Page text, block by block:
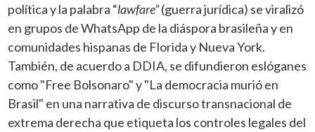
política y la palabra “lawfare”(guerra jurídica) se viralizó
en grupos de WhatsApp de la diáspora brasileña y en
comunidades hispanas de Florida y Nueva York.
También, de acuerdo a DDIA, se difundieron eslóganes
como "Free Bolsonaro" y "La democracia murió en
Brasil" en una narrativa de discurso transnacional de
extrema derecha que etiqueta los controles legales del